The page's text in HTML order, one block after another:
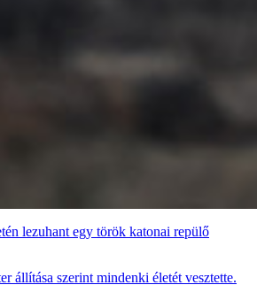
lezuhant egy török katonai repülő
állítása szerint mindenki életét vesztette.